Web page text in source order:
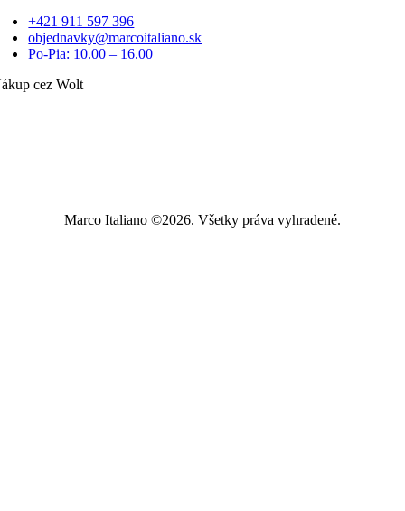
+421 911 597 396
objednavky@marcoitaliano.sk
Po-Pia: 10.00 – 16.00
cez Wolt
Marco Italiano ©2026. Všetky práva vyhradené.